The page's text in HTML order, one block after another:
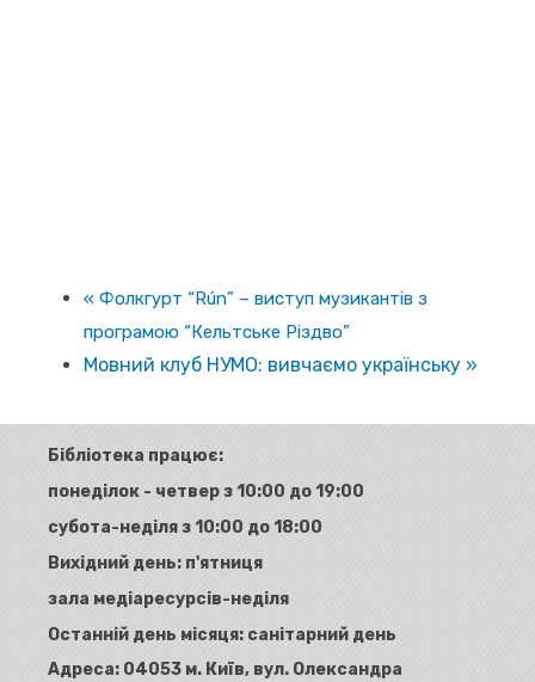
« Фолкгурт “Rún” – виступ музикантів з
програмою “Кельтське Різдво”
Мовний клуб НУМО: вивчаємо українську »
Бібліотека працює:
понеділок - четвер з 10:00 до 19:00
субота-неділя з 10:00 до 18:00
Вихідний день: п'ятниця
зала медіаресурсів-неділя
Останній день місяця: санітарний день
Адреса: 04053 м. Київ, вул. Олександра